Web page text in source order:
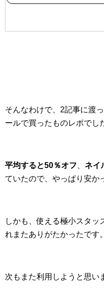
そんなわけで、2記事に渡
ールで買ったものレポでし
平均すると50％オフ、 ネイ
ていたので、やっぱり安か
しかも、使える極小スタッ
れまたありがたかったです。
次もまた利用しようと思い